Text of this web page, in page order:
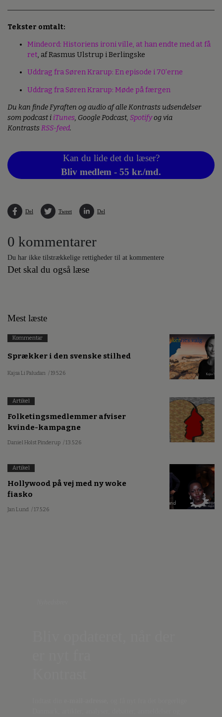
Tekster omtalt:
Mindeord: Historiens ironi ville, at han endte med at få
ret, af Rasmus Ulstrup i Berlingske
Uddrag fra Søren Krarup: En episode i 70’erne
Uddrag fra Søren Krarup: Møde på færgen
Du kan finde Fyraften og audio af alle Kontrasts udsendelser
som podcast i iTunes, Google Podcast, Spotifyog via
KontrastsRSS-feed.
Kan du lide det du læser?
Bliv medlem - 55 kr./md.
Del Tweet Del
0 kommentarer
Du har ikke tilstrækkelige rettigheder til at kommentere
Det skal du også læse
Mest læste
Kommentar
Sprækker i den svenske stilhed
Kajsa Li Paludan / 19.5.26
Artikel
Folketingsmedlemmer afviser
kvinde-kampagne
Daniel Holst Pinderup / 13.5.26
Artikel
Hollywood på vej med ny woke
fiasko
Jan Lund / 17.5.26